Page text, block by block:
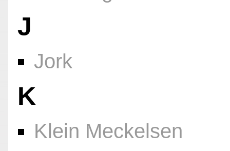
J
Jork
K
Klein Meckelsen